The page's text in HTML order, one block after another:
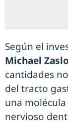
Según el
Michael
cantidades
del tracto
una
nervioso